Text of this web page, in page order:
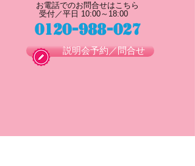
お電話でのお問合せはこちら
受付／平日 10:00～18:00
0120-988-027
説明会予約／問合せ